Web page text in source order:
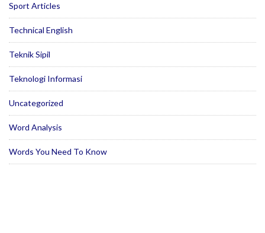
Sport Articles
Technical English
Teknik Sipil
Teknologi Informasi
Uncategorized
Word Analysis
Words You Need To Know